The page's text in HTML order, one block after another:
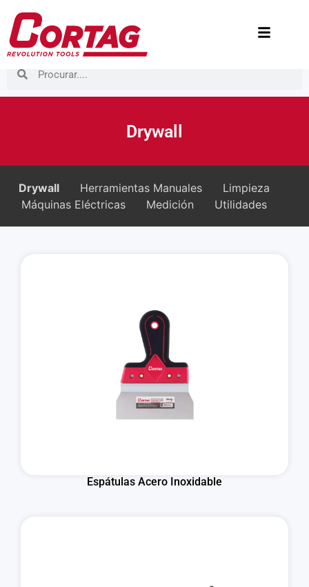
Drywall
Drywall Herramientas Manuales
Limpieza
Máquinas Eléctricas
Medición Utilidades
Espátulas Acero Inoxidable